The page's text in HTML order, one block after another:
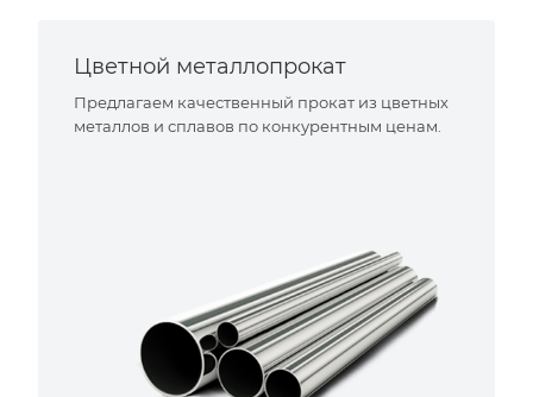
Цветной металлопрокат
Предлагаем качественный прокат из цветных
металлов и сплавов по конкурентным ценам.